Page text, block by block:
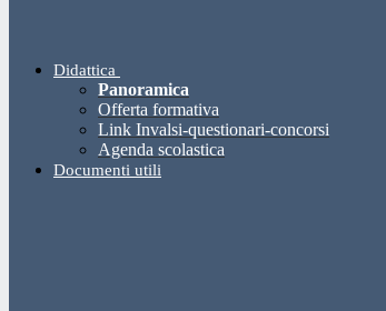
Didattica
Panoramica
Offerta formativa
Link Invalsi-questionari-concorsi
Agenda scolastica
Documenti utili